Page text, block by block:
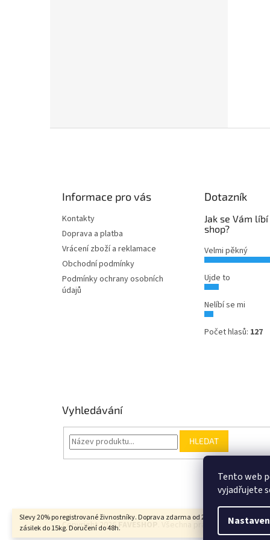
Tento web
vyjadřujete
Slevy 20% po registrované živnostníky. Doprava zdarma od 2000Kč u balíkových
zásilek do 15kg. Doručení do 48h.
Informace pro vás
Kontakty
Doprava a platba
Vrácení zboží a reklamace
Obchodní podmínky
Podmínky ochrany osobních
údajů
Dotazník
Jak se Vám
shop?
Velmi pěkný
Ujde to
Nelíbí se mi
Počet hlasů: 127
Vyhledávání
HLEDAT
Copyright 2026 FAVESHOP . Všechna práva vyhrazena.